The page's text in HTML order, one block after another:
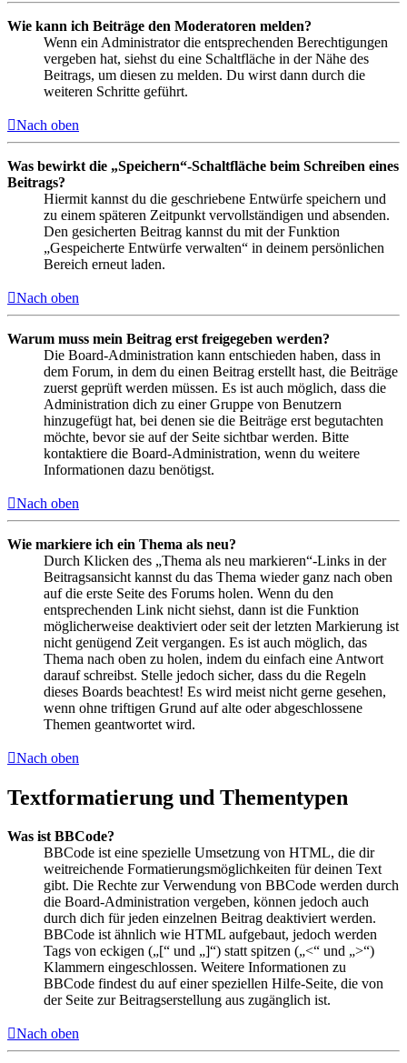
Wie kann ich Beiträge den Moderatoren melden?
Wenn ein Administrator die entsprechenden Berechtigungen
vergeben hat, siehst du eine Schaltfläche in der Nähe des
Beitrags, um diesen zu melden. Du wirst dann durch die
weiteren Schritte geführt.
Nach oben
Was bewirkt die „Speichern“-Schaltfläche beim Schreiben eines
Beitrags?
Hiermit kannst du die geschriebene Entwürfe speichern und
zu einem späteren Zeitpunkt vervollständigen und absenden.
Den gesicherten Beitrag kannst du mit der Funktion
„Gespeicherte Entwürfe verwalten“ in deinem persönlichen
Bereich erneut laden.
Nach oben
Warum muss mein Beitrag erst freigegeben werden?
Die Board-Administration kann entschieden haben, dass in
dem Forum, in dem du einen Beitrag erstellt hast, die Beiträge
zuerst geprüft werden müssen. Es ist auch möglich, dass die
Administration dich zu einer Gruppe von Benutzern
hinzugefügt hat, bei denen sie die Beiträge erst begutachten
möchte, bevor sie auf der Seite sichtbar werden. Bitte
kontaktiere die Board-Administration, wenn du weitere
Informationen dazu benötigst.
Nach oben
Wie markiere ich ein Thema als neu?
Durch Klicken des „Thema als neu markieren“-Links in der
Beitragsansicht kannst du das Thema wieder ganz nach oben
auf die erste Seite des Forums holen. Wenn du den
entsprechenden Link nicht siehst, dann ist die Funktion
möglicherweise deaktiviert oder seit der letzten Markierung ist
nicht genügend Zeit vergangen. Es ist auch möglich, das
Thema nach oben zu holen, indem du einfach eine Antwort
darauf schreibst. Stelle jedoch sicher, dass du die Regeln
dieses Boards beachtest! Es wird meist nicht gerne gesehen,
wenn ohne triftigen Grund auf alte oder abgeschlossene
Themen geantwortet wird.
Nach oben
Textformatierung und Thementypen
Was ist BBCode?
BBCode ist eine spezielle Umsetzung von HTML, die dir
weitreichende Formatierungsmöglichkeiten für deinen Text
gibt. Die Rechte zur Verwendung von BBCode werden durch
die Board-Administration vergeben, können jedoch auch
durch dich für jeden einzelnen Beitrag deaktiviert werden.
BBCode ist ähnlich wie HTML aufgebaut, jedoch werden
Tags von eckigen („[“ und „]“) statt spitzen („<“ und „>“)
Klammern eingeschlossen. Weitere Informationen zu
BBCode findest du auf einer speziellen Hilfe-Seite, die von
der Seite zur Beitragserstellung aus zugänglich ist.
Nach oben